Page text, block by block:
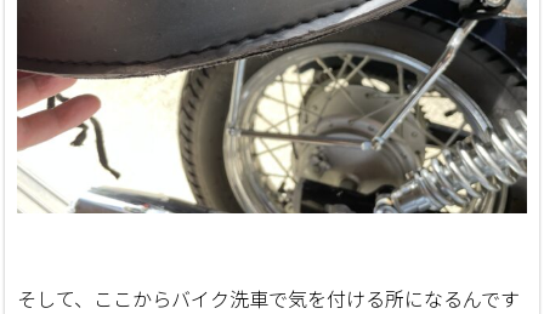
そして、ここからバイク洗車で気を付ける所になるんです